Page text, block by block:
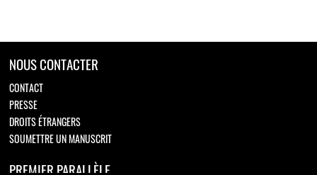
NOUS CONTACTER
CONTACT
PRESSE
DROITS ÉTRANGERS
SOUMETTRE UN MANUSCRIT
PREMIER PARALLÈLE